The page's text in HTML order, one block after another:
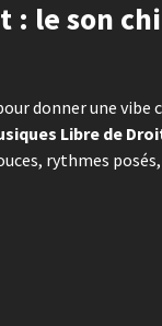
: le son
donner une vibe
Libre de
rythmes